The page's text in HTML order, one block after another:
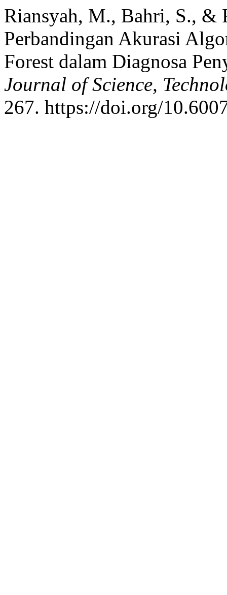
Riansyah, M., Bahri, S., &
Perbandingan Akurasi
Forest dalam Diagnosa
Journal of Science,
267. https://doi.org/